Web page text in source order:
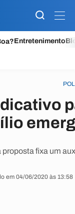
Entretenimento
fixa um
em 04/06/2020 às